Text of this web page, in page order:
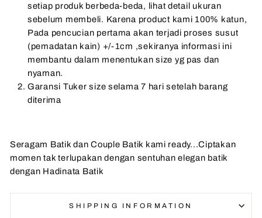
setiap produk berbeda-beda, lihat detail ukuran
sebelum membeli. Karena product kami 100% katun,
Pada pencucian pertama akan terjadi proses susut
(pemadatan kain) +/-1cm ,sekiranya informasi ini
membantu dalam menentukan size yg pas dan
nyaman.
Garansi Tuker size selama 7 hari setelah barang
diterima
Seragam Batik dan Couple Batik kami ready...Ciptakan
momen tak terlupakan dengan sentuhan elegan batik
dengan Hadinata Batik
SHIPPING INFORMATION